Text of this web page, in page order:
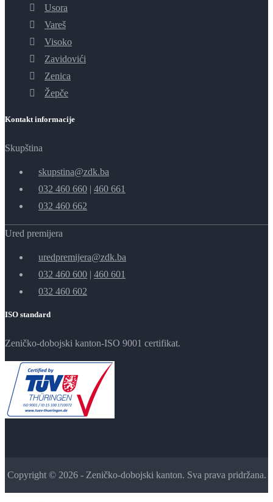
Usora
Vareš
Visoko
Zavidovići
Zenica
Žepče
Kontakt informacije
Skupština
skupstina@zdk.ba
032 460 660 | 460 661
032 460 662
Ured premijera
uredpremijera@zdk.ba
032 460 600 | 460 601
032 460 602
ISO standard
Zeničko-dobojski kanton-ISO 9001 certifikat.
Copyright © 2026 - Zeničko-dobojski kanton. Sva prava pridržana.